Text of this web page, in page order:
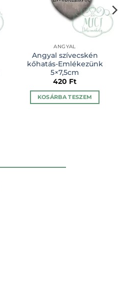
ANGYAL
Angyal szívecskén
kőhatás-Emlékezünk
5×7,5cm
420 Ft
KOSÁRBA TESZEM